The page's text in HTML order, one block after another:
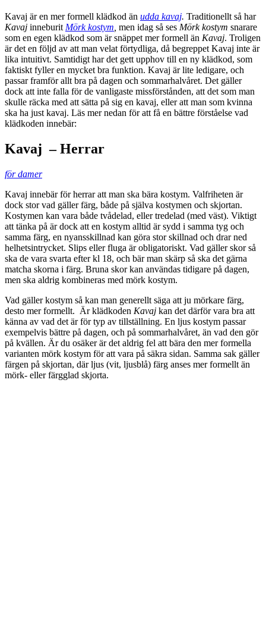
Kavaj är en mer formell klädkod än udda kavaj. Traditionellt så har
Kavaj inneburit Mörk kostym men idag så ses Mörk kostym snarare
som en egen klädkod som är snäppet mer formell än Kavaj. Troligen
är det en följd av att man velat förtydliga, då begreppet Kavaj inte är
lika intuitivt. Samtidigt har det gett upphov till en ny klädkod, som
faktiskt fyller en mycket bra funktion. Kavaj är lite ledigare, och
passar framför allt bra på dagen och sommarhalvåret. Det gäller
dock att inte falla för de vanligaste missförstånden, att det som man
skulle räcka med att sätta på sig en kavaj, eller att man som kvinna
ska ha just kavaj. Läs mer nedan för att få en bättre förståelse vad
klädkoden innebär:
Kavaj – Herrar
för damer
Kavaj innebär för herrar att man ska bära kostym. Valfriheten är
dock stor vad gäller färg, både på själva kostymen och skjortan.
Kostymen kan vara både tvådelad, eller tredelad (med väst). Viktigt
att tänka på är dock att en kostym alltid är sydd i samma tyg och
samma färg, en nyansskillnad kan göra stor skillnad och drar ned
helhetsintrycket. Slips eller fluga är obligatoriskt. Vad gäller skor så
ska de vara svarta efter kl 18, och bär man skärp så ska det gärna
matcha skorna i färg. Bruna skor kan användas tidigare på dagen,
men ska aldrig kombineras med mörk kostym.
Vad gäller kostym så kan man generellt säga att ju mörkare färg,
desto mer formellt. Är klädkoden Kavaj kan det därför vara bra att
känna av vad det är för typ av tillställning. En ljus kostym passar
exempelvis bättre på dagen, och på sommarhalvåret, än vad den gör
på kvällen. Är du osäker är det aldrig fel att bära den mer formella
varianten mörk kostym för att vara på säkra sidan. Samma sak gäller
färgen på skjortan, där ljus (vit, ljusblå) färg anses mer formellt än
mörk- eller färgglad skjorta.